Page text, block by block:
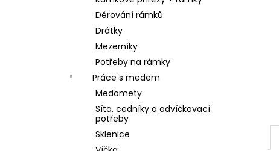
Děrování rámků
Drátky
Mezerníky
Potřeby na rámky
Práce s medem
Medomety
Síta, cedníky a odvíčkovací
potřeby
Sklenice
SKLENICE SVAZOVÁ VČELA 770ML BEZ